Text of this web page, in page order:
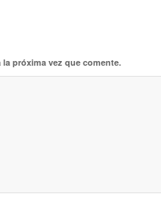
próxima vez que comente.